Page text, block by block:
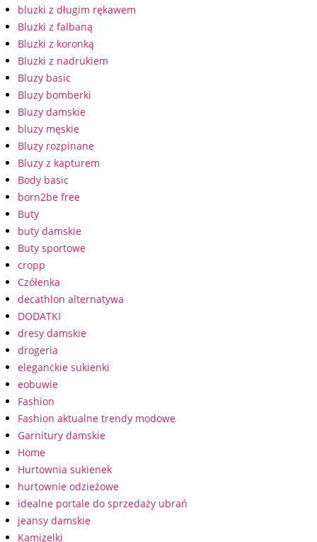
bluzki z długim rękawem
Bluzki z falbaną
Bluzki z koronką
Bluzki z nadrukiem
Bluzy basic
Bluzy bomberki
Bluzy damskie
bluzy męskie
Bluzy rozpinane
Bluzy z kapturem
Body basic
born2be free
Buty
buty damskie
Buty sportowe
cropp
Czółenka
decathlon alternatywa
DODATKI
dresy damskie
drogeria
eleganckie sukienki
eobuwie
Fashion
Fashion aktualne trendy modowe
Garnitury damskie
Home
Hurtownia sukienek
hurtownie odzieżowe
idealne portale do sprzedaży ubrań
jeansy damskie
Kamizelki